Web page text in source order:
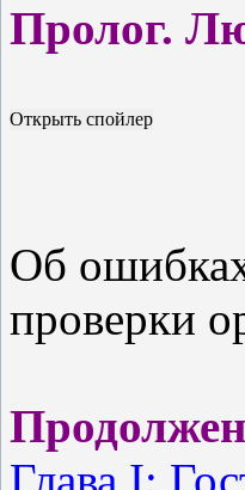
Пролог.
Об
проверки